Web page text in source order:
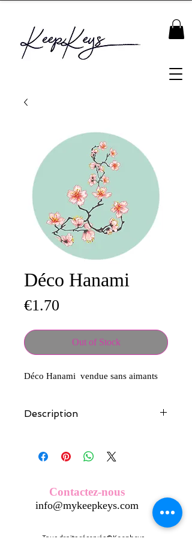
Déco Hanami
€1.70
Out of Stock
Déco Hanami vendue sans aimants
Description
créés et fabriqués par nos soins.
Nos écussons se composent d'une
haute qualité et d'une pellicule plastique
transparente qui protège du frottement
et de l'eau, et assure ainsi une longivité
Contactez-nous
info@mykeepkeys.com